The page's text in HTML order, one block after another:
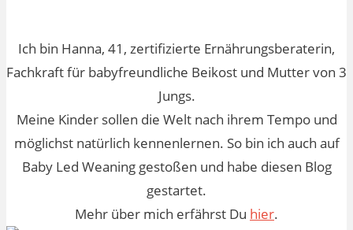
Ich bin Hanna, 41, zertifizierte Ernährungsberaterin,
Fachkraft für babyfreundliche Beikost und Mutter von 3
Jungs.
Meine Kinder sollen die Welt nach ihrem Tempo und
möglichst natürlich kennenlernen. So bin ich auch auf
Baby Led Weaning gestoßen und habe diesen Blog
gestartet.
Mehr über mich erfährst Du hier.